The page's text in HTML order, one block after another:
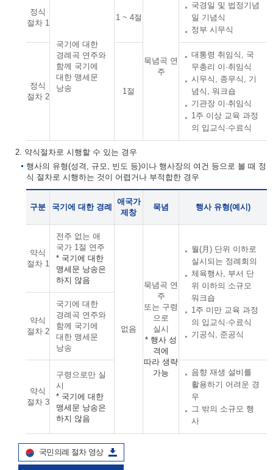
정식
절차 1
국기에 대한
경례곡 연주와
함께 국기에
대한 맹세문
낭송
1 ~ 4절
묵념곡 연
주
국경일 및 법정기념
일 기념식
정부 시무식
정식
절차 2
1절
대통령 취임식, 국
무총리 이·취임식
시무식, 종무식, 기
념식, 워크숍
기관장 이·취임식
1주 이상 교육 과정
의 입교식·수료식
2. 약식절차로 시행할 수 있는 경우
행사의 유형(성격, 규모, 빈도 등)이나 행사장의 여건 등으로 볼 때 정
식 절차로 시행하는 것이 어렵거나 부적합한 경우
구분 국기에 대한 경례
애국가
제창
묵념 행사 유형(예시)
약식
절차 1
전주 없는 애
국가 1절 연주
* 국기에 대한
맹세문 낭송은
하지 않음
없음
묵념곡 연
주
또는 구령
으로
실시
* 행사 성
격에
따라 생략
가능
월(月) 단위 이하로
실시되는 정례회의
체육행사, 부서 단
위 이하의 소규모
워크숍
1주 미만 교육 과정
의 입교식·수료식
기공식, 준공식
약식
절차 2
국기에 대한
경례곡 연주와
함께 국기에
대한 맹세문
낭송
약식
절차 3
구령으로만 실
시
* 국기에 대한
맹세문 낭송은
하지 않음
음향 재생 설비를
활용하기 어려운 경
우
그 밖의 소규모 행
사
국민의례 절차 영상